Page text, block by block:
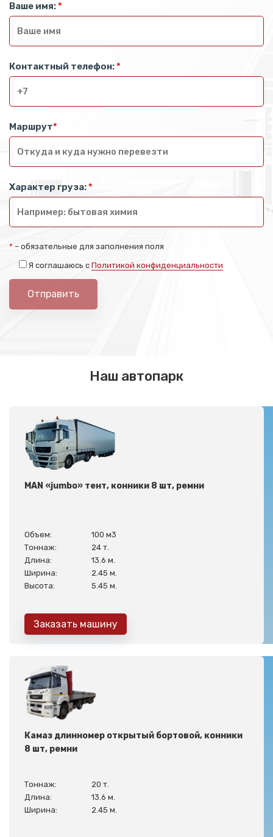
Ваше имя:*
Контактный телефон:*
Маршрут*
Характер груза:*
* – обязательные для заполнения поля
Я соглашаюсь с Политикой конфиденциальности
Отправить
Наш автопарк
MAN «jumbo» тент, конники 8 шт, ремни
Объем:
100 м3
Тоннаж:
24 т.
Длина:
13.6 м.
Ширина:
2.45 м.
Высота:
5.45 м.
Заказать машину
Камаз длинномер открытый бортовой, конники
8 шт, ремни
Тоннаж:
20 т.
Длина:
13.6 м.
Ширина:
2.45 м.